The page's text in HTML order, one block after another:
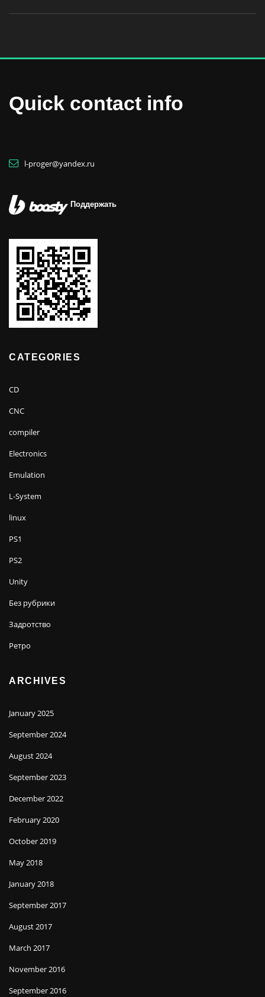
Quick contact info
l-proger@yandex.ru
Поддержать
CATEGORIES
CD
CNC
compiler
Electronics
Emulation
L-System
linux
PS1
PS2
Unity
Без рубрики
Задротство
Ретро
ARCHIVES
January 2025
September 2024
August 2024
September 2023
December 2022
February 2020
October 2019
May 2018
January 2018
September 2017
August 2017
March 2017
November 2016
September 2016